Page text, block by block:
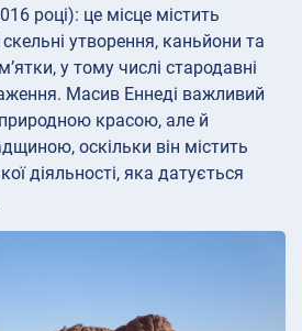
році): це місце містить
утворення, каньйони та
у тому числі стародавні
Масив Еннеді важливий
красою, але й
оскільки він містить
діяльності, яка датується